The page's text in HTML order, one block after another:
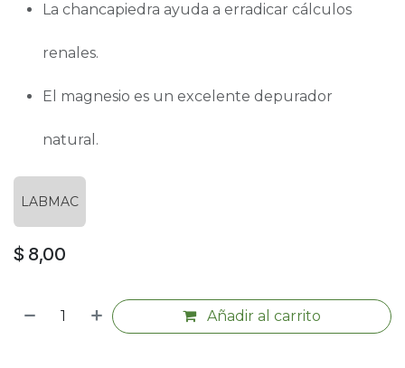
La chancapiedra ayuda a erradicar cálculos
renales.
El magnesio es un excelente depurador
natural.
LABMAC
$ 8,00
Añadir al carrito